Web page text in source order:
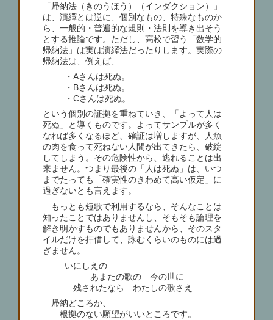
「帰納法（きのうほう）（インダクション）」
は、演繹とは逆に、個別なもの、特殊なものか
ら、一般的・普遍的な規則・法則を導き出そう
とする推論です。ただし、高校で習う「数学的
帰納法」は実は演繹法だったりします。実際の
帰納法は、例えば、
・Aさんは死ぬ。
・Bさんは死ぬ。
・Cさんは死ぬ。
という個別の証拠を重ねていき、「よって人は
死ぬ」と導くものです。よってサンプルが多く
なれば多くなるほど、確証は増しますが、人魚
の肉を食って死ねない人間が出てきたら、破綻
してしまう。その危険性から、逃れることは出
来ません。つまり最後の「人は死ぬ」は、いつ
までたっても「確実性のきわめて高い仮定」に
過ぎないとも言えます。
もっとも短歌で利用するなら、そんなことは
知ったことではありませんし、そもそも論理を
解き明かすものでもありませんから、そのスタ
イルだけを拝借して、詠むくらいのものには過
ぎません。
いにしえの
あまたの歌の 今の世に
残されたなら わたしの歌さえ
帰納どころか、
根拠のない願望がいいところです。